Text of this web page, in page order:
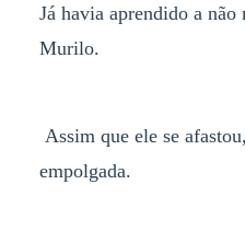
Já havia aprendido a
Murilo.
Assim que ele se
empolgada.